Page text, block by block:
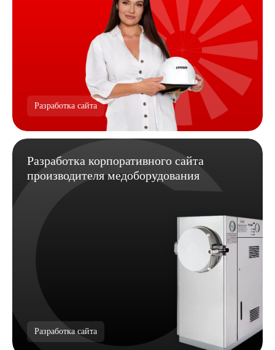
Разработка сайта
Разработка корпоративного сайта
производителя медоборудования
Разработка сайта